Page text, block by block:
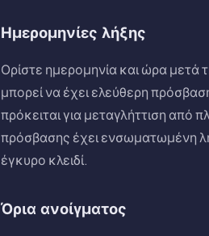
Ημερομηνίες λήξης
Ορίστε ημερομηνία και ώρα μετά
μπορεί να έχει ελεύθερη
πρόκειται για μεταγλήττιση από
πρόσβασης έχει ενσωματωμένη
έγκυρο κλειδί.
Όρια ανοίγματος